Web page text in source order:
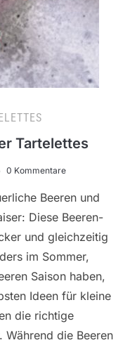
Tartelettes
0 Kommentare
Beeren und
Diese Beeren-
und gleichzeitig
im Sommer,
Saison haben,
Ideen für kleine
die richtige
Während die Beeren